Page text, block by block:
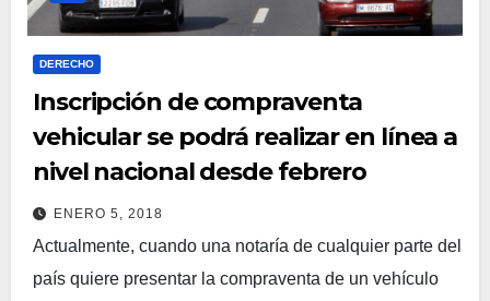
DERECHO
Inscripción de compraventa
vehicular se podrá realizar en línea a
nivel nacional desde febrero
ENERO 5, 2018
Actualmente, cuando una notaría de cualquier parte del
país quiere presentar la compraventa de un vehículo